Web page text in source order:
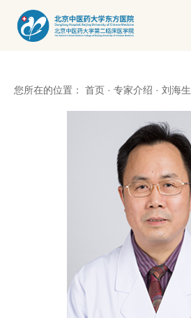
您所在的位置： 首页 · 专家介绍 · 刘海生